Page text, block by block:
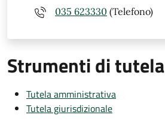
035 623330 (Telefono)
Strumenti di tutela
Tutela amministrativa
Tutela giurisdizionale